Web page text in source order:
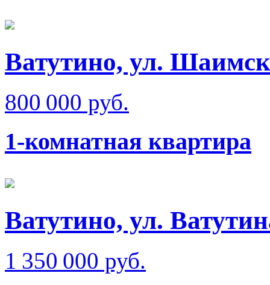
Ватутино, ул.
800 000 руб.
1-комнатная квартира
Ватутино, ул.
1 350 000 руб.